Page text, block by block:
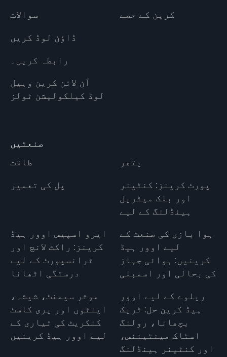
سوالات
ڈاؤن لوڈ کریں
رابطہ کریں۔
آن لائن کرین وہیل
لوڈ کیلکولیشن ٹولز
کرین کے حصے
صنعتیں
طاقت
پتھر
پل کی تعمیر
پورٹ کرینز: کنٹینر
اور بلک میٹریل
ہینڈلنگ کے لیے
ایرو اسپیس اوور ہیڈ
کرینز: راکٹ لانچ اور
ٹرانسپورٹ کے لیے
درستگی اٹھانا
ہوا بازی کی صنعت کے
لیے اوور ہیڈ
کرینیں: ہوائی جہاز
کی بحالی اور اسمبلی
موثر سیمنٹ، شیشہ،
اینٹوں اور پری کاسٹ
کنکریٹ کی تیاری کے
لیے اوور ہیڈ کرینیں
ریلوے کے لیے اوور
ہیڈ کرین حل: ٹریک
بچھانا، رولنگ
اسٹاک مینٹیننس،
اور کنٹینر ہینڈلنگ